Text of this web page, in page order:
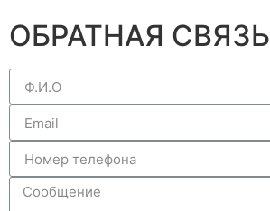
ОБРАТНАЯ СВЯЗЬ